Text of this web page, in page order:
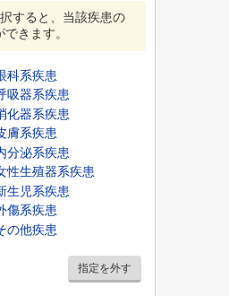
すると、当該疾患の
きます。
科系疾患
吸器系疾患
化器系疾患
膚系疾患
分泌系疾患
性生殖器系疾患
生児系疾患
傷系疾患
の他疾患
指定を外す